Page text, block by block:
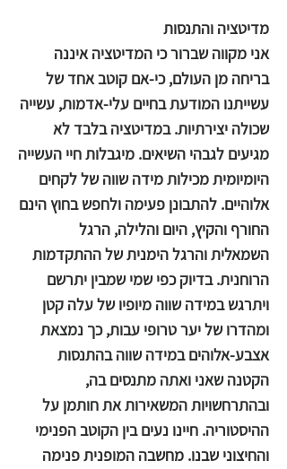
מדיטציה והתנסות
אני מקווה שברור כי המדיטציה איננה
בריחה מן העולם, כי-אם קוטב אחד של
עשייתנו המודעת בחיים עלי-אדמות, עשייה
שכולה יצירתיות. במדיטציה בלבד לא
מגיעים לגבהי השיאים. מיגבלות חיי העשייה
היומיומית מכילות מידה שווה של לקחים
אלוהיים. להתבונן פעימה ולחפש בחוץ הינם
החורף והקיץ, היום והלילה, הרגל
השמאלית והרגל הימנית של ההתקדמות
הרוחנית. בדיוק כפי שמי שמבין יתרשם
ויתרגש במידה שווה מיופיו של עלה קטן
ומהדרו של יער טרופי עבות, כך נמצאת
אצבע-אלוהים במידה שווה בהתנסות
הקטנה שאני ואתה מתנסים בה,
ובהתרחשויות המשאירות את חותמן על
ההיסטוריה. חיינו נעים בין הקוטב הפנימי
והחיצוני שבנו. מחשבה המופנית פנימה